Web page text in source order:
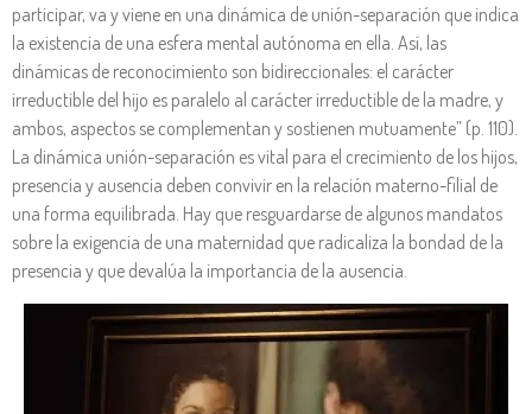
participar, va y viene en una dinámica de unión-separación que indica
la existencia de una esfera mental autónoma en ella. Así, las
dinámicas de reconocimiento son bidireccionales: el carácter
irreductible del hijo es paralelo al carácter irreductible de la madre, y
ambos, aspectos se complementan y sostienen mutuamente” (p. 110).
La dinámica unión-separación es vital para el crecimiento de los hijos,
presencia y ausencia deben convivir en la relación materno-filial de
una forma equilibrada. Hay que resguardarse de algunos mandatos
sobre la exigencia de una maternidad que radicaliza la bondad de la
presencia y que devalúa la importancia de la ausencia.